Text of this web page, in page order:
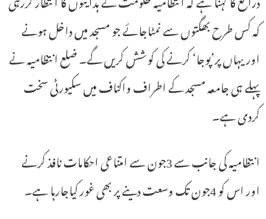
کہ کس طرح بھگتوں سے نمٹاجائے جو مسجد میں داخل ہونے
اور یہاں پر’پوجا‘ کرنے کی کوشش کریں گے۔ ضلع انتظامیہ نے
پہلے ہی جامعہ مسجد کے اطراف واکناف میں سکیورٹی سخت
کردی ہے۔
انتظامیہ کی جانب سے 3جون سے امتناعی احکامات نافذ کرنے
اور اس کو 4جون تک وسعت دینے پر بھی غور کیاجارہا ہے۔